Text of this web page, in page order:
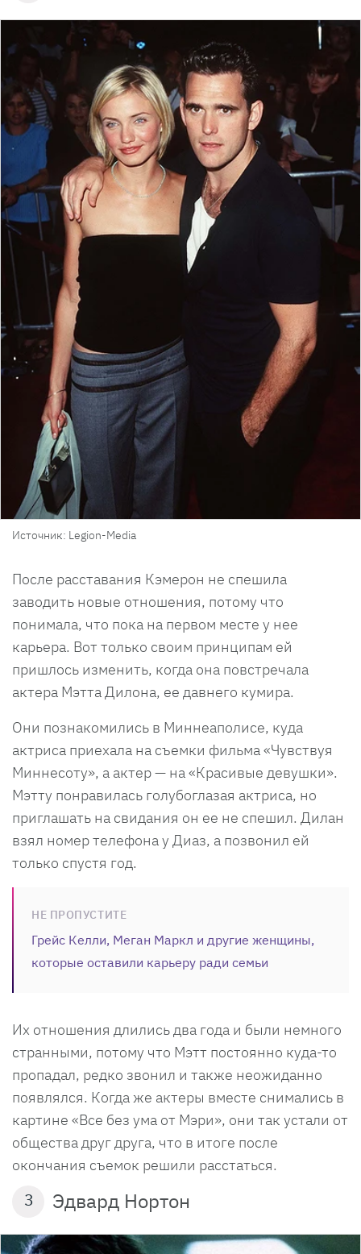
Источник: Legion-Media
После расставания Кэмерон не спешила
заводить новые отношения, потому что
понимала, что пока на первом месте у нее
карьера. Вот только своим принципам ей
пришлось изменить, когда она повстречала
актера Мэтта Дилона, ее давнего кумира.
Они познакомились в Миннеаполисе, куда
актриса приехала на съемки фильма «Чувствуя
Миннесоту», а актер — на «Красивые девушки».
Мэтту понравилась голубоглазая актриса, но
приглашать на свидания он ее не спешил. Дилан
взял номер телефона у Диаз, а позвонил ей
только спустя год.
НЕ ПРОПУСТИТЕ
Грейс Келли, Меган Маркл и другие женщины,
которые оставили карьеру ради семьи
Их отношения длились два года и были немного
странными, потому что Мэтт постоянно куда-то
пропадал, редко звонил и также неожиданно
появлялся. Когда же актеры вместе снимались в
картине «Все без ума от Мэри», они так устали от
общества друг друга, что в итоге после
окончания съемок решили расстаться.
3 Эдвард Нортон